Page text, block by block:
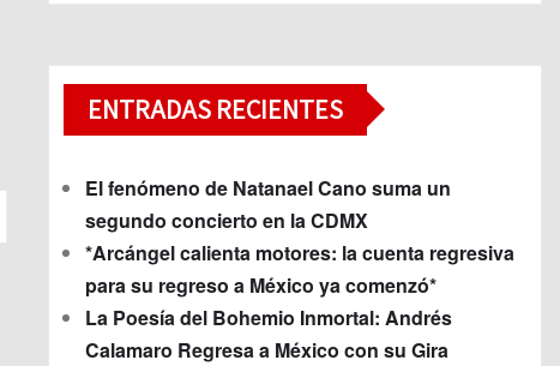
ENTRADAS RECIENTES
El fenómeno de Natanael Cano suma un
segundo concierto en la CDMX
*Arcángel calienta motores: la cuenta regresiva
para su regreso a México ya comenzó*
La Poesía del Bohemio Inmortal: Andrés
Calamaro Regresa a México con su Gira